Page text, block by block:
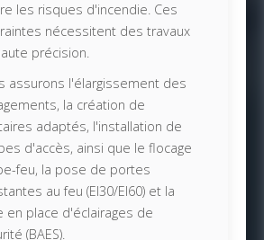
les risques d'incendie. Ces
nécessitent des travaux
précision.
assurons l'élargissement des
la création de
adaptés, l'installation de
d'accès, ainsi que le flocage
feu, la pose de portes
au feu (EI30/EI60) et la
en place d'éclairages de
(BAES).